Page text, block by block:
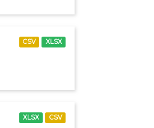
CSV XLSX
XLSX CSV